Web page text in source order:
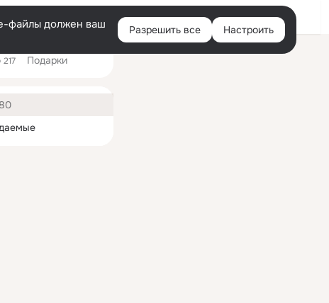
Войти
файлы должен ваш
Разрешить все Настроить
217 Подарки